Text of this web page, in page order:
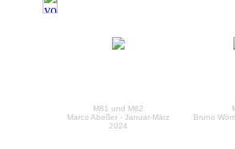
M81 und M82
Marco Abeßer - Januar-März
2024
Bruno